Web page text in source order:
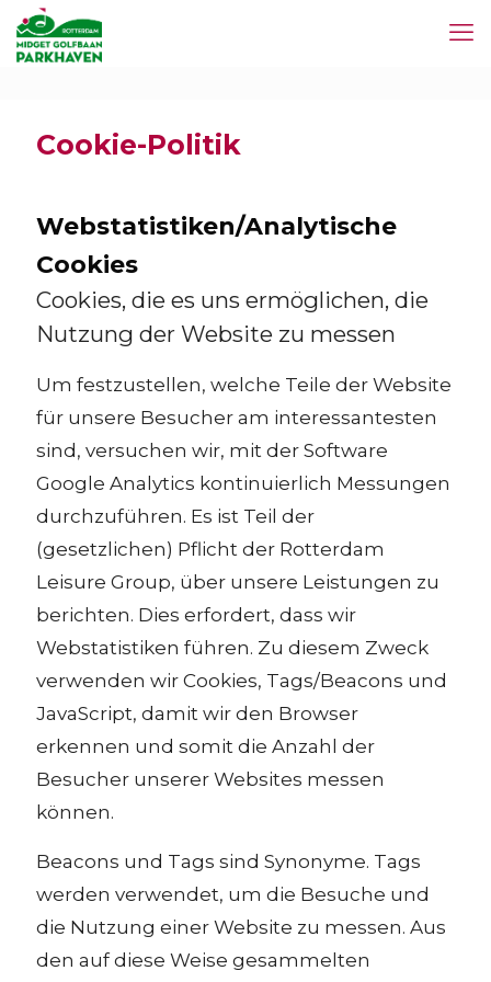
Cookie-Politik
Webstatistiken/Analytische
Cookies
Cookies, die es uns ermöglichen, die
Nutzung der Website zu messen
Um festzustellen, welche Teile der Website
für unsere Besucher am interessantesten
sind, versuchen wir, mit der Software
Google Analytics kontinuierlich Messungen
durchzuführen. Es ist Teil der
(gesetzlichen) Pflicht der Rotterdam
Leisure Group, über unsere Leistungen zu
berichten. Dies erfordert, dass wir
Webstatistiken führen. Zu diesem Zweck
verwenden wir Cookies, Tags/Beacons und
JavaScript, damit wir den Browser
erkennen und somit die Anzahl der
Besucher unserer Websites messen
können.
Beacons und Tags sind Synonyme. Tags
werden verwendet, um die Besuche und
die Nutzung einer Website zu messen. Aus
den auf diese Weise gesammelten